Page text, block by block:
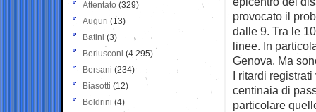
provocato il
dalle 9. Tra le
linee. In
Genova. Ma
I ritardi
centinaia di
particolare
Attentato (329)
Auguri (13)
Batini (3)
Berlusconi (4.295)
Bersani (234)
Biasotti (12)
Boldrini (4)